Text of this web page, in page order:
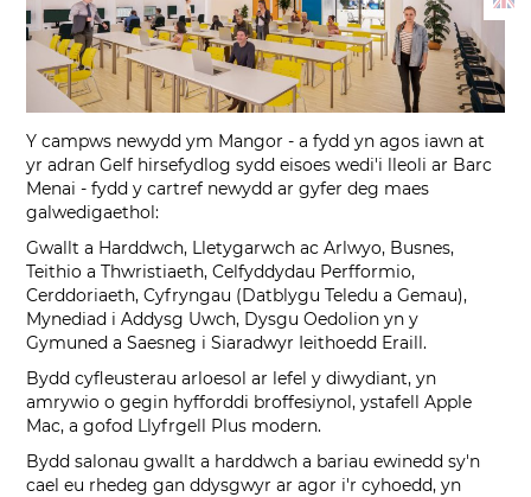
Y campws newydd ym Mangor - a fydd yn agos iawn at
yr adran Gelf hirsefydlog sydd eisoes wedi'i lleoli ar Barc
Menai - fydd y cartref newydd ar gyfer deg maes
galwedigaethol:
Gwallt a Harddwch, Lletygarwch ac Arlwyo, Busnes,
Teithio a Thwristiaeth, Celfyddydau Perfformio,
Cerddoriaeth, Cyfryngau (Datblygu Teledu a Gemau),
Mynediad i Addysg Uwch, Dysgu Oedolion yn y
Gymuned a Saesneg i Siaradwyr Ieithoedd Eraill.
Bydd cyfleusterau arloesol ar lefel y diwydiant, yn
amrywio o gegin hyfforddi broffesiynol, ystafell Apple
Mac, a gofod Llyfrgell Plus modern.
Bydd salonau gwallt a harddwch a bariau ewinedd sy'n
cael eu rhedeg gan ddysgwyr ar agor i'r cyhoedd, yn